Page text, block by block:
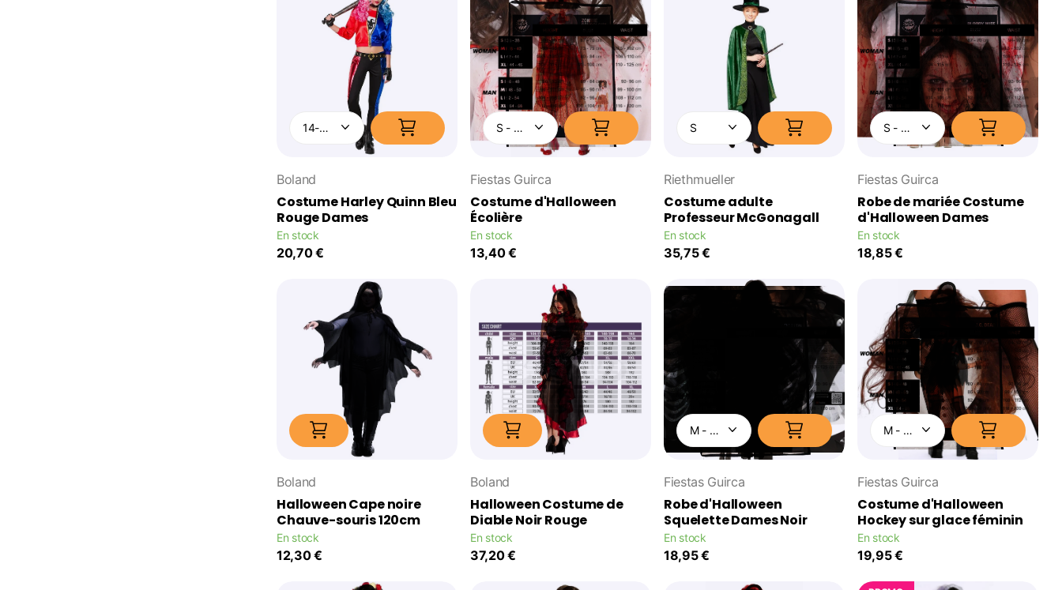
Boland
Costume Harley Quinn Bleu
Rouge Dames
En stock
20,70 €
Fiestas Guirca
Costume d'Halloween
Écolière
En stock
13,40 €
Riethmueller
Costume adulte
Professeur McGonagall
En stock
35,75 €
Fiestas Guirca
Robe de mariée Costume
d'Halloween Dames
En stock
18,85 €
Boland
Halloween Cape noire
Chauve-souris 120cm
En stock
12,30 €
Boland
Halloween Costume de
Diable Noir Rouge
En stock
37,20 €
Fiestas Guirca
Robe d'Halloween
Squelette Dames Noir
En stock
18,95 €
Fiestas Guirca
Costume d'Halloween
Hockey sur glace féminin
En stock
19,95 €